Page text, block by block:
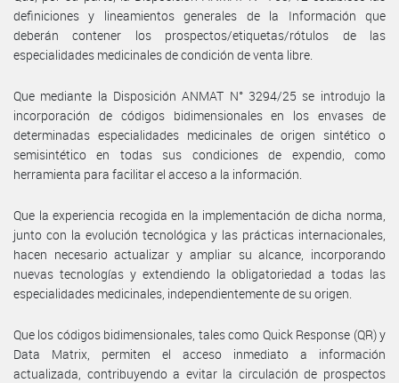
definiciones y lineamientos generales de la Información que
deberán contener los prospectos/etiquetas/rótulos de las
especialidades medicinales de condición de venta libre.
Que mediante la Disposición ANMAT N° 3294/25 se introdujo la
incorporación de códigos bidimensionales en los envases de
determinadas especialidades medicinales de origen sintético o
semisintético en todas sus condiciones de expendio, como
herramienta para facilitar el acceso a la información.
Que la experiencia recogida en la implementación de dicha norma,
junto con la evolución tecnológica y las prácticas internacionales,
hacen necesario actualizar y ampliar su alcance, incorporando
nuevas tecnologías y extendiendo la obligatoriedad a todas las
especialidades medicinales, independientemente de su origen.
Que los códigos bidimensionales, tales como Quick Response (QR) y
Data Matrix, permiten el acceso inmediato a información
actualizada, contribuyendo a evitar la circulación de prospectos